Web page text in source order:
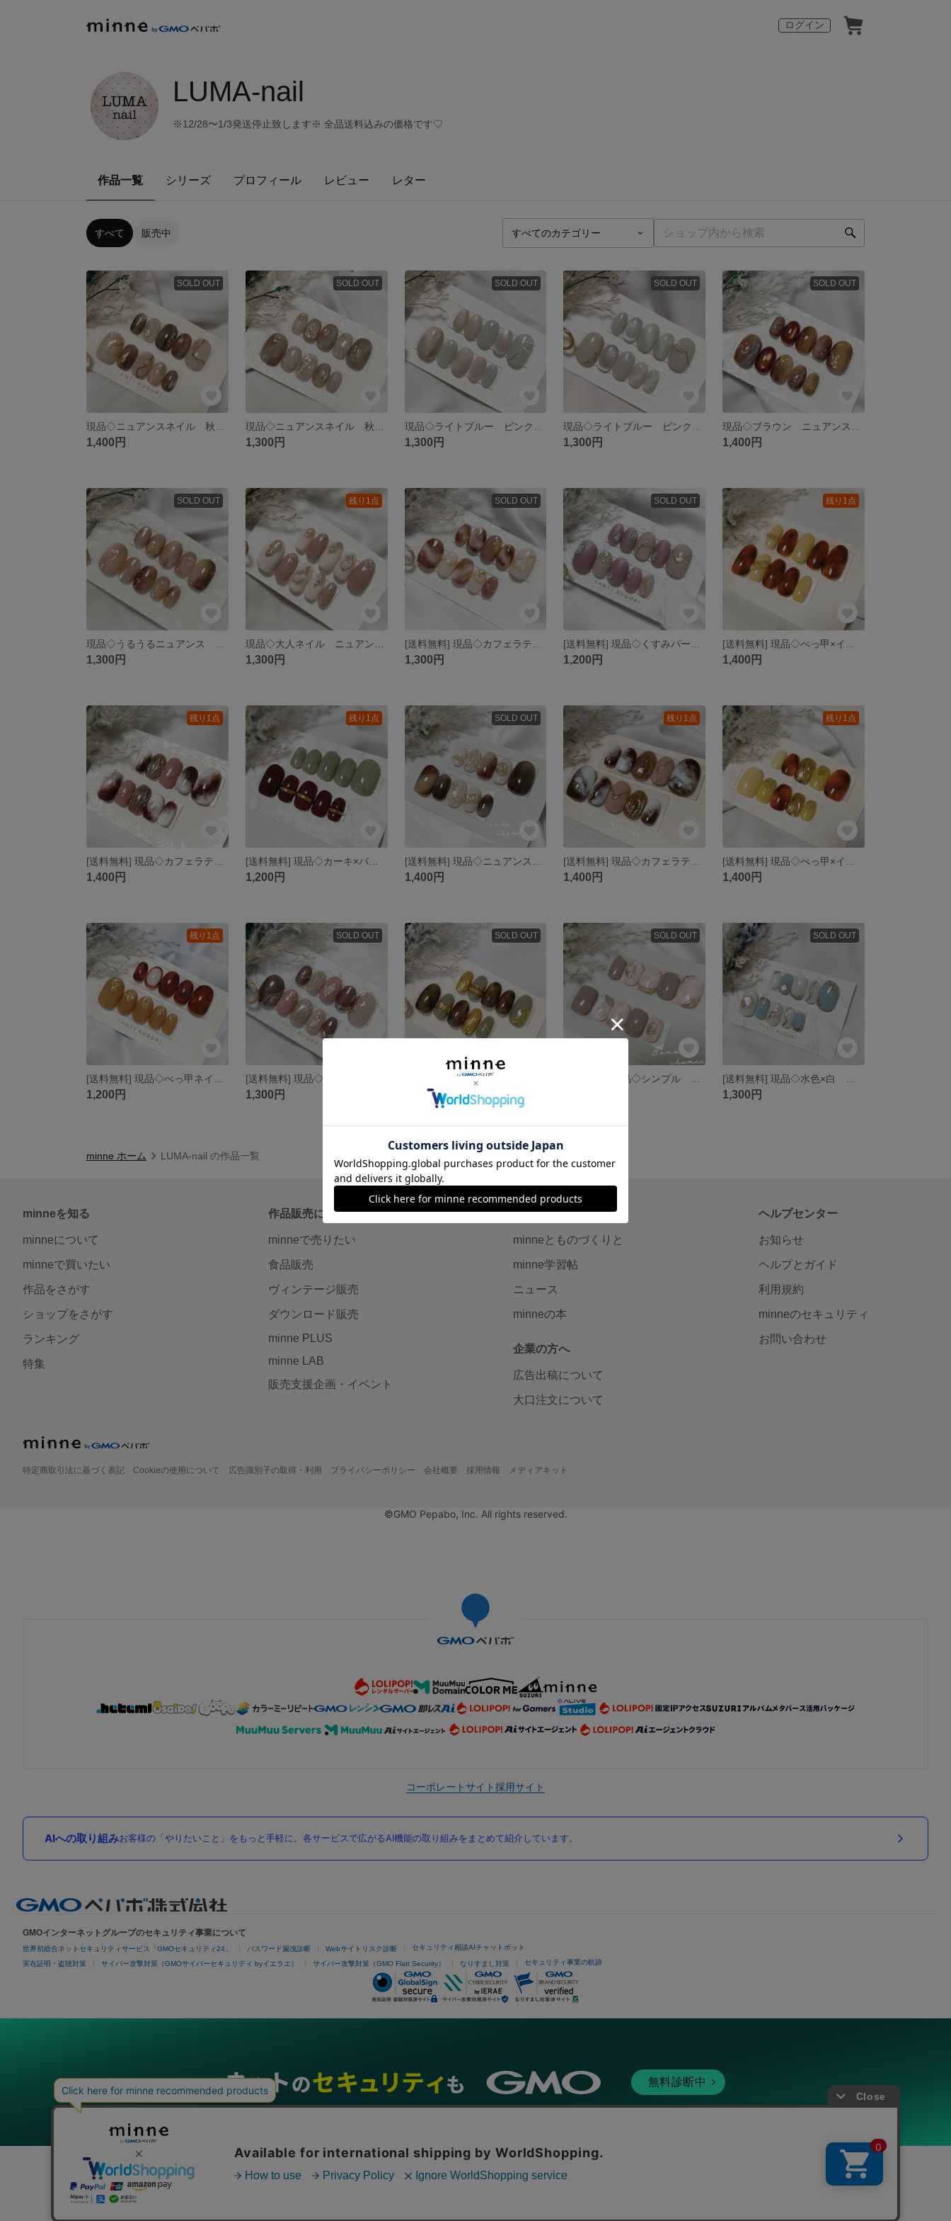
ログイン
LUMA-nail
※12/28〜1/3発送停止致します※ 全品送料込みの価格です♡
作品一覧 シリーズ プロフィール レビュー レター
すべて 販売中
SOLD OUT
1,400円
SOLD OUT
1,300円
SOLD OUT
1,300円
SOLD OUT
1,300円
SOLD OUT
1,400円
SOLD OUT
1,300円
残り1点
1,300円
SOLD OUT
1,300円
SOLD OUT
1,200円
残り1点
1,400円
残り1点
1,400円
残り1点
[送料無料] 現品◇カーキ×バーガンディ リングネイル アシンメトリー ネイルチップ
1,200円
SOLD OUT
1,400円
残り1点
1,400円
残り1点
1,400円
残り1点
1,200円
SOLD OUT
1,300円
SOLD OUT
1,400円
SOLD OUT SOLD OUT
1,300円
minne ホーム LUMA-nail の作品一覧
minneを知る
minneについて
minneで買いたい
作品をさがす
ショップをさがす
ランキング
特集
作品販売について
minneで売りたい
食品販売
ヴィンテージ販売
ダウンロード販売
minne PLUS
minne LAB
販売支援企画・イベント
読みもの
minneとものづくりと
minne学習帖
ニュース
minneの本
企業の方へ
広告出稿について
大口注文について
ヘルプセンター
お知らせ
ヘルプとガイド
利用規約
minneのセキュリティ
お問い合わせ
特定商取引法に基づく表記 Cookieの使用について 広告識別子の取得・利用 プライバシーポリシー 会社概要 採用情報 メディアキット
©GMO Pepabo, Inc. All rights reserved.
コーポレートサイト採用サイト
AIへの取り組みお客様の「やりたいこと」をもっと手軽に。各サービスで広がるAI機能の取り組みをまとめて紹介しています。
GMOインターネットグループのセキュリティ事業について
世界初総合ネットセキュリティサービス「GMOセキュリティ24」 パスワード漏洩診断 Webサイトリスク診断 セキュリティ相談AIチャットボット
実在証明・盗聴対策 サイバー攻撃対策（GMOサイバーセキュリティ byイエラエ） サイバー攻撃対策（GMO Flatt Security） なりすまし対策 セキュリティ事業の軌跡
無料診断中
グループサービス
インターネットサービス